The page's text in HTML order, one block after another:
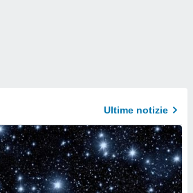
Ultime notizie